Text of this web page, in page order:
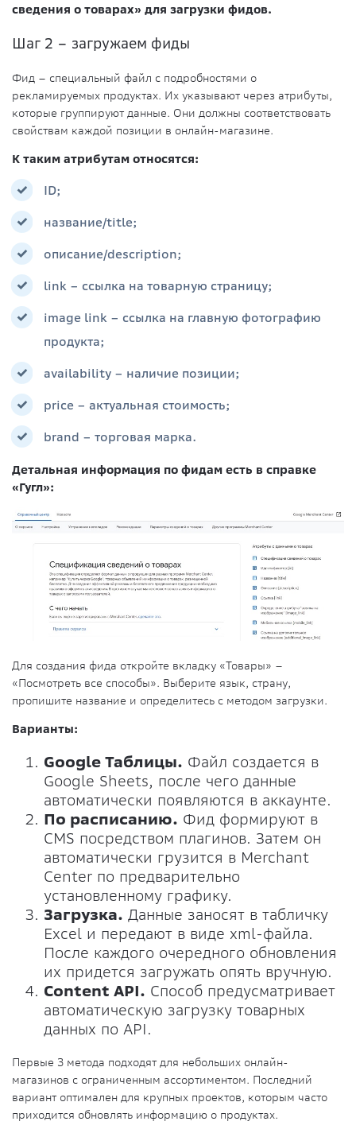
сведения о товарах» для загрузки фидов.
Шаг 2 – загружаем фиды
Фид – специальный файл с подробностями о
рекламируемых продуктах. Их указывают через атрибуты,
которые группируют данные. Они должны соответствовать
свойствам каждой позиции в онлайн-магазине.
К таким атрибутам относятся:
ID;
название/title;
описание/description;
link – ссылка на товарную страницу;
image link – ссылка на главную фотографию
продукта;
availability – наличие позиции;
price – актуальная стоимость;
brand – торговая марка.
Детальная информация по фидам есть в справке
«Гугл»:
Для создания фида откройте вкладку «Товары» –
«Посмотреть все способы». Выберите язык, страну,
пропишите название и определитесь с методом загрузки.
Варианты:
Google Таблицы. Файл создается в
Google Sheets, после чего данные
автоматически появляются в аккаунте.
По расписанию. Фид формируют в
CMS посредством плагинов. Затем он
автоматически грузится в Merchant
Center по предварительно
установленному графику.
Загрузка. Данные заносят в табличку
Excel и передают в виде xml-файла.
После каждого очередного обновления
их придется загружать опять вручную.
Content API. Способ предусматривает
автоматическую загрузку товарных
данных по API.
Первые 3 метода подходят для небольших онлайн-
магазинов с ограниченным ассортиментом. Последний
вариант оптимален для крупных проектов, которым часто
приходится обновлять информацию о продуктах.